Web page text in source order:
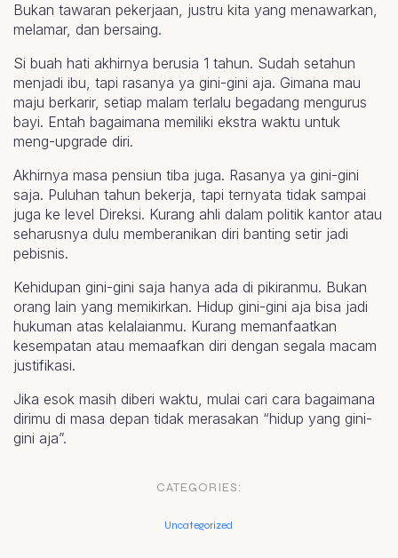
Bukan tawaran pekerjaan, justru kita yang menawarkan,
melamar, dan bersaing.
Si buah hati akhirnya berusia 1 tahun. Sudah setahun
menjadi ibu, tapi rasanya ya gini-gini aja. Gimana mau
maju berkarir, setiap malam terlalu begadang mengurus
bayi. Entah bagaimana memiliki ekstra waktu untuk
meng-upgrade diri.
Akhirnya masa pensiun tiba juga. Rasanya ya gini-gini
saja. Puluhan tahun bekerja, tapi ternyata tidak sampai
juga ke level Direksi. Kurang ahli dalam politik kantor atau
seharusnya dulu memberanikan diri banting setir jadi
pebisnis.
Kehidupan gini-gini saja hanya ada di pikiranmu. Bukan
orang lain yang memikirkan. Hidup gini-gini aja bisa jadi
hukuman atas kelalaianmu. Kurang memanfaatkan
kesempatan atau memaafkan diri dengan segala macam
justifikasi.
Jika esok masih diberi waktu, mulai cari cara bagaimana
dirimu di masa depan tidak merasakan “hidup yang gini-
gini aja”.
CATEGORIES:
Uncategorized